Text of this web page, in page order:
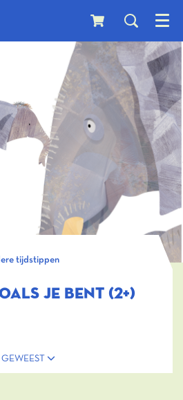
Menu
JE BENT (2+)
tijdstippen
GEWEEST